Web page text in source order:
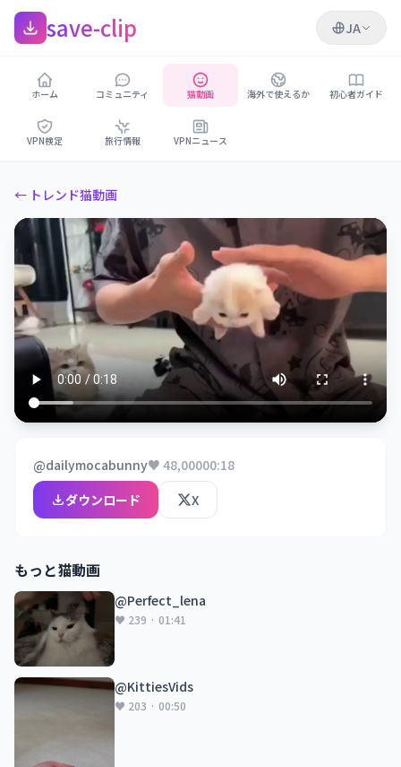
save-clip JA
ホーム コミュニティ 猫動画 海外で使えるか 初心者ガイド
VPN検定 旅行情報 VPNニュース
← トレンド猫動画
@dailymocabunny♥ 48,00000:18
ダウンロード
X
もっと猫動画
@Perfect_lena
♥ 239 · 01:41
@KittiesVids
♥ 203 · 00:50